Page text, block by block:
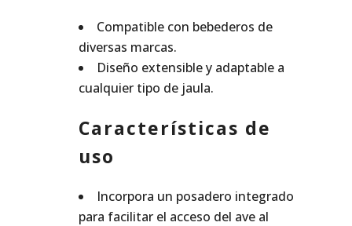
Compatible con bebederos de
diversas marcas.
Diseño extensible y adaptable a
cualquier tipo de jaula.
Características de
uso
Incorpora un posadero integrado
para facilitar el acceso del ave al